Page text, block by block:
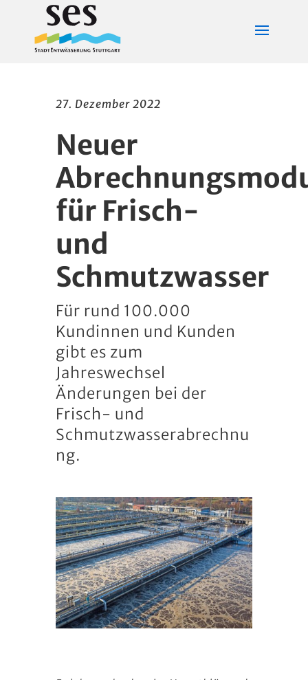
27. Dezember 2022
Neuer
für Frisch-
und
Schmutzwasser
Für rund 100.000
Kundinnen und Kunden
gibt es zum
Jahreswechsel
Änderungen bei der
Frisch- und
Schmutzwasserabrechnu
ng.